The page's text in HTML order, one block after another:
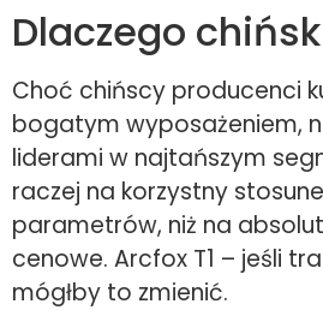
Dlaczego
Choć chińscy producenci
bogatym wyposażeniem,
liderami w najtańszym
raczej na korzystny
parametrów, niż na
cenowe. Arcfox T1 – jeśli
mógłby to zmienić.